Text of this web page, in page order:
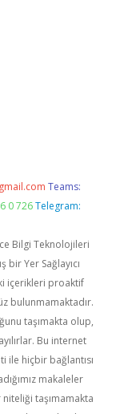
Teams:
0 726 Telegram:
Bilgi Teknolojileri
bir Yer Sağlayıcı
içerikleri proaktif
bulunmamaktadır.
taşımakta olup,
Bu internet
ile hiçbir bağlantısı
makaleler
taşımamakta